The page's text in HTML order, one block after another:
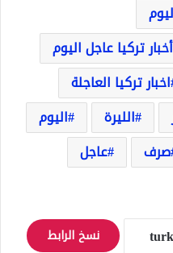
أخبار تركيا عاجل اليوم
اخبار تركيا العاجلة
الليرة
اليوم
صرف
عاجل
نسخ الرابط